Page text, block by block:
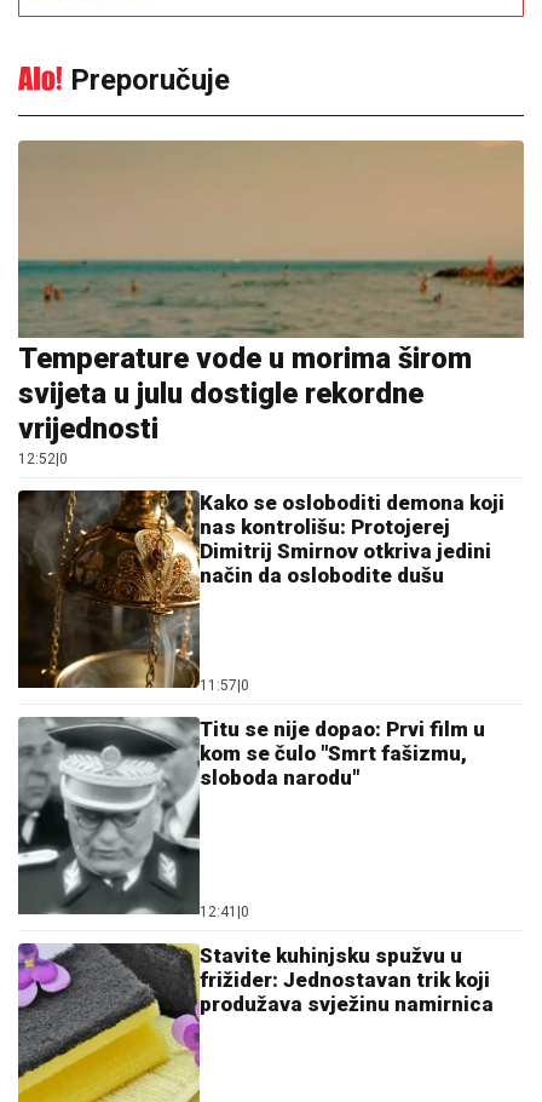
Preporučuje
Temperature vode u morima širom
svijeta u julu dostigle rekordne
vrijednosti
12:52|0
Kako se osloboditi demona koji
nas kontrolišu: Protojerej
Dimitrij Smirnov otkriva jedini
način da oslobodite dušu
11:57|0
Titu se nije dopao: Prvi film u
kom se čulo "Smrt fašizmu,
sloboda narodu"
12:41 |0
Stavite kuhinjsku spužvu u
frižider: Jednostavan trik koji
produžava svježinu namirnica